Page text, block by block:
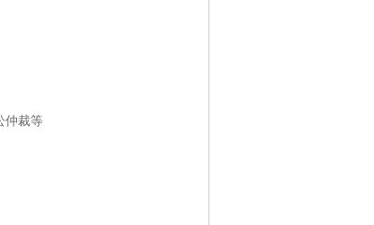
仲裁等